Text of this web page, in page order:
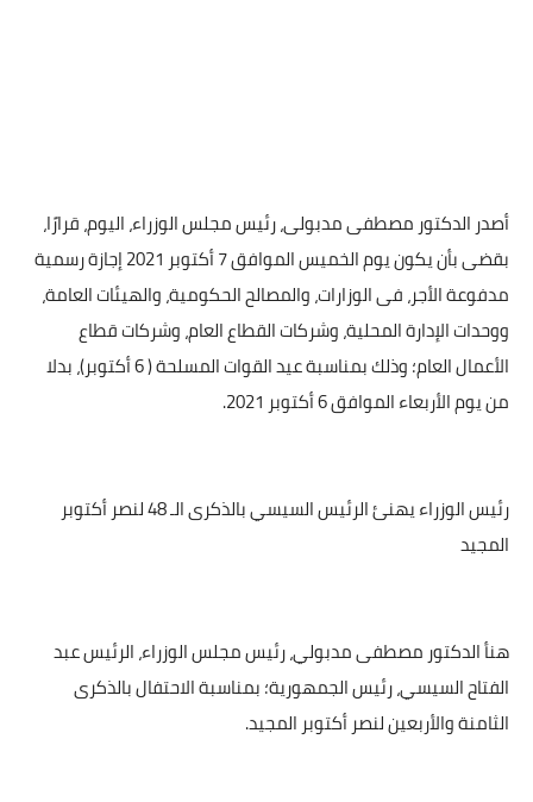
أصدر الدكتور مصطفى مدبولى، رئيس مجلس الوزراء، اليوم، قرارًا،
بقضى بأن يكون يوم الخميس الموافق 7 أكتوبر 2021 إجازة رسمية
مدفوعة الأجر، فى الوزارات، والمصالح الحكومية، والهيئات العامة،
ووحدات الإدارة المحلية، وشركات القطاع العام، وشركات قطاع
الأعمال العام؛ وذلك بمناسبة عيد القوات المسلحة ( 6 أكتوبر)، بدلا
من يوم الأربعاء الموافق 6 أكتوبر 2021.
رئيس الوزراء يهنئ الرئيس السيسي بالذكرى الـ 48 لنصر أكتوبر
المجيد
هنأ الدكتور مصطفى مدبولي، رئيس مجلس الوزراء، الرئيس عبد
الفتاح السيسي، رئيس الجمهورية؛ بمناسبة الاحتفال بالذكرى
الثامنة والأربعين لنصر أكتوبر المجيد.